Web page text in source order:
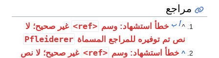
مراجع
^أ ب خطأ استشهاد: وسم <ref>
غير صحيح؛ لا
نص تم توفيره للمراجع المسماة Pfleiderer
^ خطأ استشهاد: وسم <ref>
غير صحيح؛ لا نص